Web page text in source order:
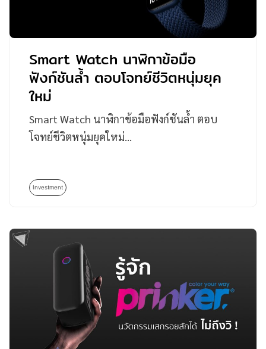
Smart Watch นาฬิกาข้อมือ
ฟังก์ชันล้ำ ตอบโจทย์ชีวิตหนุ่มยุค
ใหม่
Smart Watch นาฬิกาข้อมือฟังก์ชันล้ำ ตอบ
โจทย์ชีวิตหนุ่มยุคใหม่…
Investment